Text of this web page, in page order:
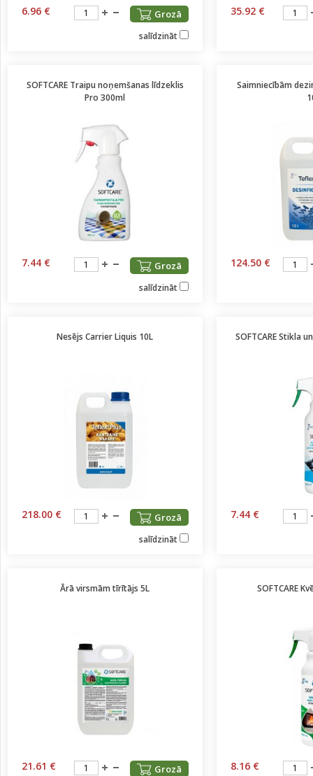
6.96 € Grozā
salīdzināt
35.92 €
SOFTCARE Traipu noņemšanas līdzeklis
Pro 300ml
7.44 € Grozā
salīdzināt
Saimniecībām
124.50 €
Nesējs Carrier Liquis 10L
218.00 € Grozā
salīdzināt
SOFTCARE Stikla
7.44 €
Ārā virsmām tīrītājs 5L
21.61 € Grozā
SOFTCARE
8.16 €